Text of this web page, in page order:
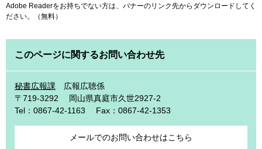
Adobe Readerをお持ちでない方は、バナーのリンク先からダウンロードしてく
ださい。（無料）
このページに関するお問い合わせ先
秘書広報課
広報広聴係
〒719-3292
岡山県真庭市久世2927-2
Tel：0867-42-1163
Fax：0867-42-1353
メールでのお問い合わせはこちら